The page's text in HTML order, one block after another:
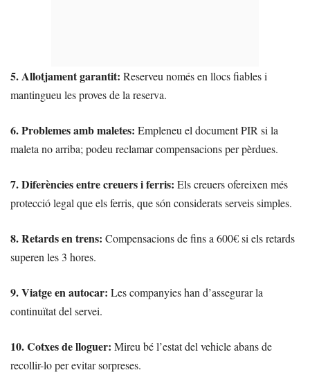
5. Allotjament garantit: Reserveu només en llocs fiables i
mantingueu les proves de la reserva.
6. Problemes amb maletes: Empleneu el document PIR si la
maleta no arriba; podeu reclamar compensacions per pèrdues.
7. Diferències entre creuers i ferris: Els creuers ofereixen més
protecció legal que els ferris, que són considerats serveis simples.
8. Retards en trens: Compensacions de fins a 600€ si els retards
superen les 3 hores.
9. Viatge en autocar: Les companyies han d’assegurar la
continuïtat del servei.
10. Cotxes de lloguer: Mireu bé l’estat del vehicle abans de
recollir-lo per evitar sorpreses.